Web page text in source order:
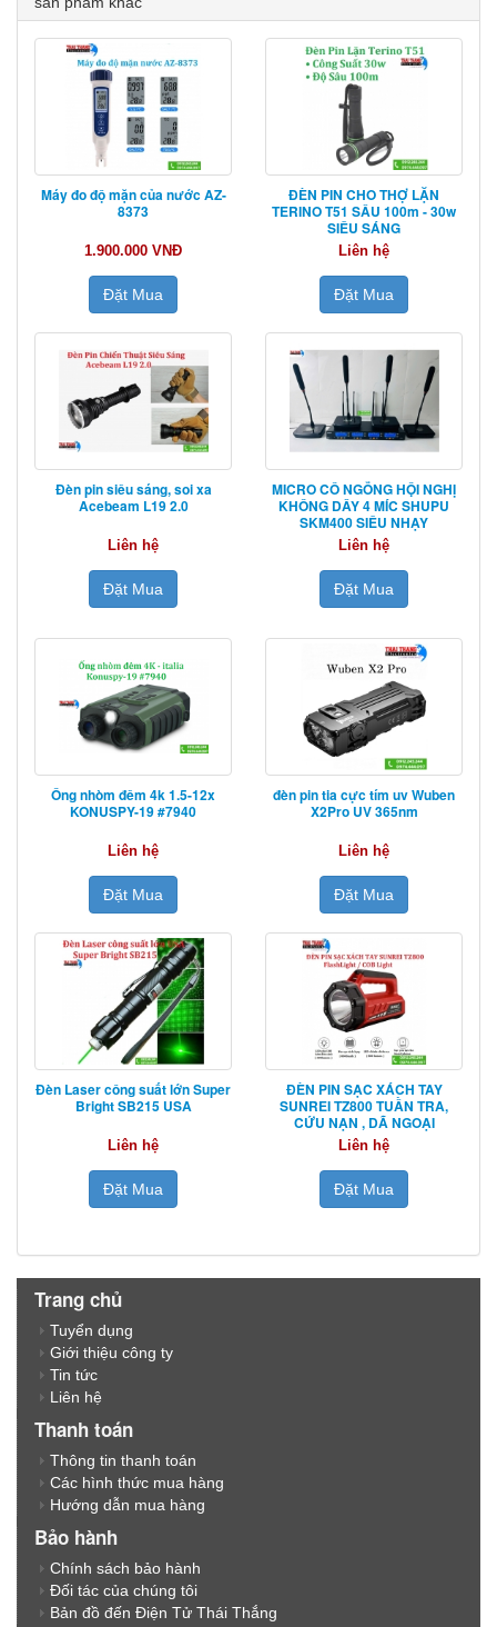
Máy đo độ mặn của nước AZ-
8373
1.900.000 VNĐ
Đặt Mua
ĐÈN PIN CHO THỢ LẶN
TERINO T51 SÂU 100m - 30w
SIÊU SÁNG
Liên hệ
Đặt Mua
Đèn pin siêu sáng, soi xa
Acebeam L19 2.0
Liên hệ
Đặt Mua
MICRO CỔ NGỖNG HỘI NGHỊ
KHÔNG DÂY 4 MÍC SHUPU
SKM400 SIÊU NHẠY
Liên hệ
Đặt Mua
Ống nhòm đêm 4k 1.5-12x
KONUSPY-19 #7940
Liên hệ
Đặt Mua
đèn pin tia cực tím uv Wuben
X2Pro UV 365nm
Liên hệ
Đặt Mua
Đèn Laser công suất lớn Super
Bright SB215 USA
Liên hệ
Đặt Mua
ĐÈN PIN SẠC XÁCH TAY
SUNREI TZ800 TUẦN TRA,
CỨU NẠN , DÃ NGOẠI
Liên hệ
Đặt Mua
Trang chủ
Tuyển dụng
Giới thiệu công ty
Tin tức
Liên hệ
Thanh toán
Thông tin thanh toán
Các hình thức mua hàng
Hướng dẫn mua hàng
Bảo hành
Chính sách bảo hành
Đối tác của chúng tôi
Bản đồ đến Điện Tử Thái Thắng